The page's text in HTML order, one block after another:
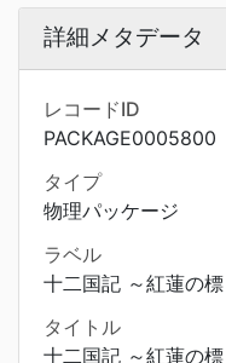
詳細メタデータ
レコードID
PACKAGE0005800
タイプ
物理パッケージ
ラベル
十二国記 ～紅蓮の
タイトル
十二国記 ～紅蓮の